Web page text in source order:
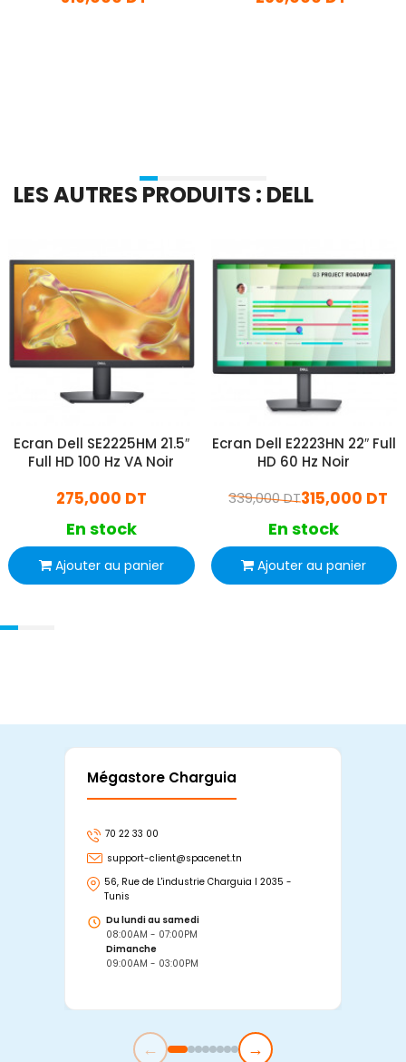
LES AUTRES PRODUITS : DELL
Ecran Dell SE2225HM 21.5″
Full HD 100 Hz VA Noir
275,000 DT
En stock
Ajouter au panier
Ecran Dell E2223HN 22″ Full
HD 60 Hz Noir
315,000 DT
339,000 DT
En stock
Ajouter au panier
Mégastore Charguia
70 22 33 00
support-client@spacenet.tn
56, Rue de L'industrie Charguia I 2035 -
Tunis
Du lundi au samedi
08:00AM - 07:00PM
Dimanche
09:00AM - 03:00PM
← →